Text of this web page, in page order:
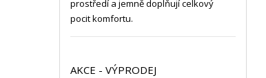
prostředí a jemně doplňují celkový
pocit komfortu.
AKCE - VÝPRODEJ